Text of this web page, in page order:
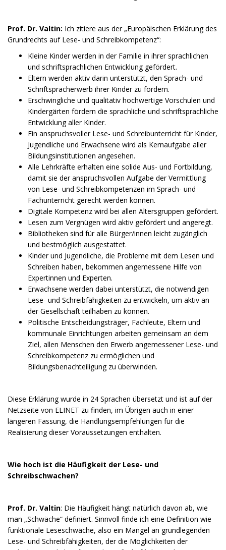
Prof. Dr. Valtin: Ich zitiere aus der „Europäischen Erklärung des
Grundrechts auf Lese- und Schreibkompetenz“:
Kleine Kinder werden in der Familie in ihrer sprachlichen
und schriftsprachlichen Entwicklung gefördert.
Eltern werden aktiv darin unterstützt, den Sprach- und
Schriftspracherwerb ihrer Kinder zu fördern.
Erschwingliche und qualitativ hochwertige Vorschulen und
Kindergärten fördern die sprachliche und schriftsprachliche
Entwicklung aller Kinder.
Ein anspruchsvoller Lese- und Schreibunterricht für Kinder,
Jugendliche und Erwachsene wird als Kernaufgabe aller
Bildungsinstitutionen angesehen.
Alle Lehrkräfte erhalten eine solide Aus- und Fortbildung,
damit sie der anspruchsvollen Aufgabe der Vermittlung
von Lese- und Schreibkompetenzen im Sprach- und
Fachunterricht gerecht werden können.
Digitale Kompetenz wird bei allen Altersgruppen gefördert.
Lesen zum Vergnügen wird aktiv gefördert und angeregt.
Bibliotheken sind für alle Bürger/innen leicht zugänglich
und bestmöglich ausgestattet.
Kinder und Jugendliche, die Probleme mit dem Lesen und
Schreiben haben, bekommen angemessene Hilfe von
Expertinnen und Experten.
Erwachsene werden dabei unterstützt, die notwendigen
Lese- und Schreibfähigkeiten zu entwickeln, um aktiv an
der Gesellschaft teilhaben zu können.
Politische Entscheidungsträger, Fachleute, Eltern und
kommunale Einrichtungen arbeiten gemeinsam an dem
Ziel, allen Menschen den Erwerb angemessener Lese- und
Schreibkompetenz zu ermöglichen und
Bildungsbenachteiligung zu überwinden.
Diese Erklärung wurde in 24 Sprachen übersetzt und ist auf der
Netzseite von ELINET zu finden, im Übrigen auch in einer
längeren Fassung, die Handlungsempfehlungen für die
Realisierung dieser Voraussetzungen enthalten.
Wie hoch ist die Häufigkeit der Lese- und
Schreibschwachen?
Prof. Dr. Valtin: Die Häufigkeit hängt natürlich davon ab, wie
man „Schwäche“ definiert. Sinnvoll finde ich eine Definition wie
funktionale Leseschwäche, also ein Mangel an grundlegenden
Lese- und Schreibfähigkeiten, der die Möglichkeiten der